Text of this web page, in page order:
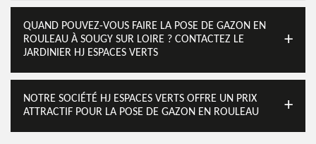
QUAND POUVEZ-VOUS FAIRE LA POSE DE GAZON EN
ROULEAU À SOUGY SUR LOIRE ? CONTACTEZ LE
JARDINIER HJ ESPACES VERTS
NOTRE SOCIÉTÉ HJ ESPACES VERTS OFFRE UN PRIX
ATTRACTIF POUR LA POSE DE GAZON EN ROULEAU